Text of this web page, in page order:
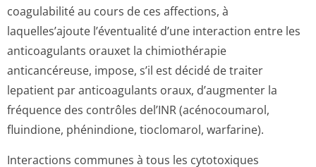
coagulabilité au cours de ces affections, à
laquelles’ajoute l’éventualité d’une interaction entre les
anticoagulants orauxet la chimiothérapie
anticancéreuse, impose, s’il est décidé de traiter
lepatient par anticoagulants oraux, d’augmenter la
fréquence des contrôles del’INR (acénocoumarol,
fluindione, phénindione, tioclomarol, warfarine).
Interactions communes à tous les cytotoxiques